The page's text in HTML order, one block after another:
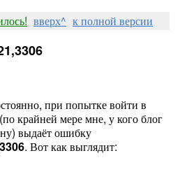
вверх^ к полной версии
при попытке войти в
крайней мере мне, у кого блог
выдаёт ошибку
. Вот как выглядит: